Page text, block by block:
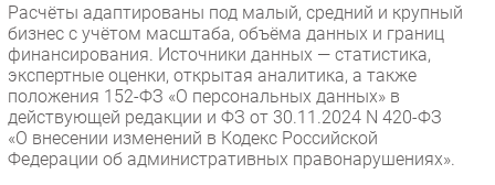
Расчёты адаптированы под малый, средний и крупный
бизнес с учётом масштаба, объёма данных и границ
финансирования. Источники данных — статистика,
экспертные оценки, открытая аналитика, а также
положения 152-ФЗ «О персональных данных» в
действующей редакции и ФЗ от 30.11.2024 N 420-ФЗ
«О внесении изменений в Кодекс Российской
Федерации об административных правонарушениях».